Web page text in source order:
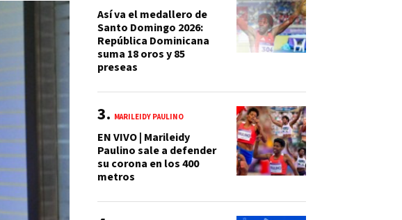
Así va el medallero de
Santo Domingo 2026:
República Dominicana
suma 18 oros y 85
preseas
MARILEIDY PAULINO
EN VIVO | Marileidy
Paulino sale a defender
su corona en los 400
metros